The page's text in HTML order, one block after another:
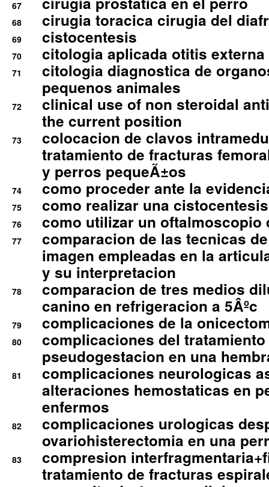
67
68 cirugia toracica cirugia del
69 cistocentesis
70 citologia aplicada otitis externa
71
citologia diagnostica de
pequenos animales
72
clinical use of non steroidal
the current position
73
colocacion de clavos
tratamiento de fracturas
y perros pequeÃ±os
74 como proceder ante la
75 como realizar una
76 como utilizar un oftalmoscopio
77
comparacion de las tecnicas
imagen empleadas en la
y su interpretacion
78
comparacion de tres medios
canino en refrigeracion a 5Âºc
79 complicaciones de la
80
complicaciones del
pseudogestacion en una
81
complicaciones neurologicas
alteraciones hemostaticas en
enfermos
82
complicaciones urologicas
ovariohisterectomia en una
83
compresion
tratamiento de fracturas